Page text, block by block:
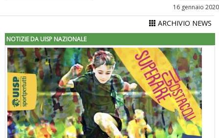
16 gennaio 2020
ARCHIVIO NEWS
NOTIZIE DA UISP NAZIONALE